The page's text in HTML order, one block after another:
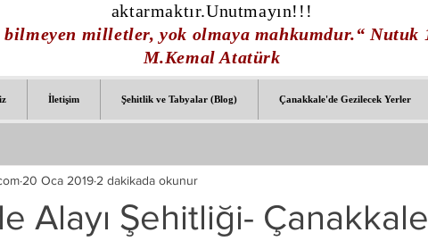
aktarmaktır.Unutmayın!!!
milletler, yok olmaya mahkumdur.“ Nutuk
M.Kemal Atatürk
Alayı Şehitliği- Çanakkale
20 Oca 2019 2 dakikada okunur
İletişim Şehitlik ve Tabyalar (Blog) Çanakkale'de Gezilecek Yerler